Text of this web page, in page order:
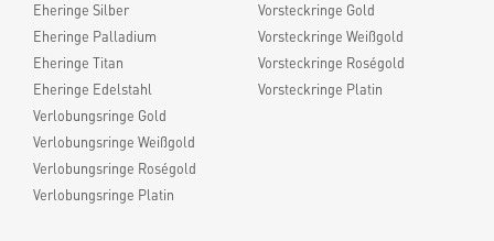
Eheringe Silber
Eheringe Palladium
Eheringe Titan
Eheringe Edelstahl
Verlobungsringe Gold
Verlobungsringe Weißgold
Verlobungsringe Roségold
Verlobungsringe Platin
Vorsteckringe Gold
Vorsteckringe Weißgold
Vorsteckringe Roségold
Vorsteckringe Platin